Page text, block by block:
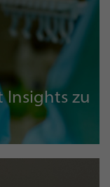
Insights zu